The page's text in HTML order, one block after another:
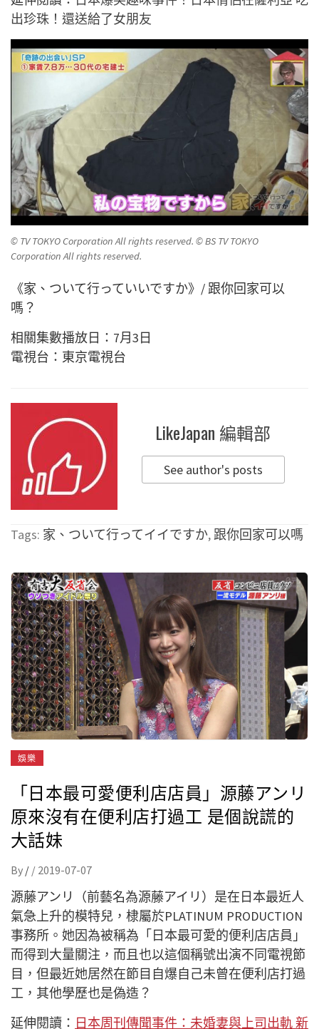
出珍珠！還送給了女朋友
© TV TOKYO Corporation All rights reserved. © BS TV TOKYO
Corporation All rights reserved.
《家、ついて行っていいですか》/ 跟你回家可以
嗎？
相關集數播放日：7月3日
電視台：東京電視台
LikeJapan 編輯部
See author's posts
Tags: 家、ついて行ってイイですか,跟你回家可以嗎
娛樂
「日本最可愛便利店店員」源藤アンリ
原來沒有在便利店打過工 是個說謊的
大話妹
By / / 2019-07-07
源藤アンリ（前藝名為源藤アイリ）是在日本最近人
氣急上升的模特兒，棣屬於PLATINUM PRODUCTION
事務所。她因為被稱為「日本最可愛的便利店店員」
而得到大量關注，而且也以這個稱號出演不同電視節
目，但最近她居然在節目自爆自己未曾在便利店打過
工，其他學歷也是偽造？
延伸閱讀： 日本周刊傳聞事件：未婚妻與上司出軌 新